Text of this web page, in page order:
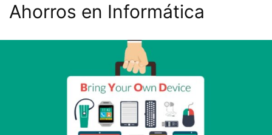
Ahorros en Informática